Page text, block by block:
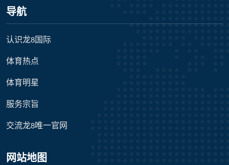
导航
认识龙8国际
体育热点
体育明星
服务宗旨
交流龙8唯一官网
网站地图